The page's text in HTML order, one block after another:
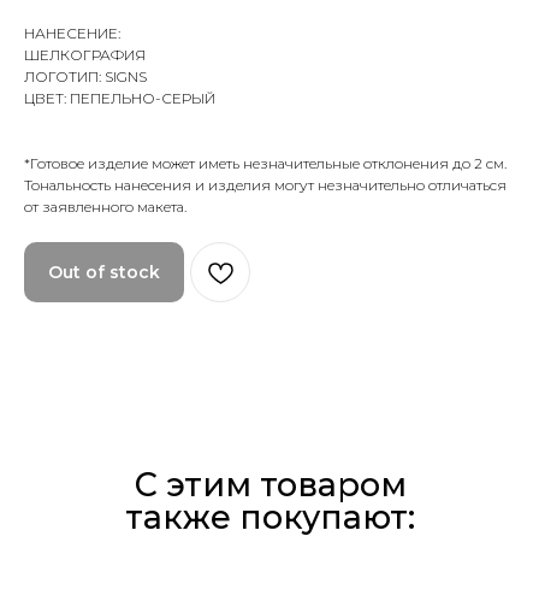
НАНЕСЕНИЕ:
ШЕЛКОГРАФИЯ
ЛОГОТИП: SIGNS
ЦВЕТ: ПЕПЕЛЬНО-СЕРЫЙ
*Готовое изделие может иметь незначительные отклонения до 2 см.
Тональность нанесения и изделия могут незначительно отличаться
от заявленного макета.
Out of stock
С этим товаром
также покупают: